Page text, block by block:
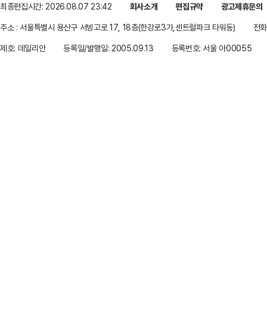
최종편집시간: 2026.08.07 23:42 회사소개 편집규약
광고제휴문의
주소 : 서울특별시 용산구 서빙고로 17, 18층(한강로3가,센트럴파크 타워동)
전
제호: 데일리안
등록일/발행일: 2005.09.13 등록번호: 서울 아00055